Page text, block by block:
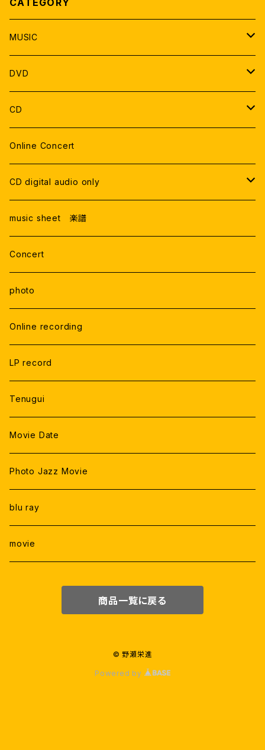
CATEGORY
MUSIC
SOLO
DUO
THE GATE
TRIO
ONLINE LIVE
RECORDING
DVD
DVD 郵送
DVDデータ
CD
Live Recording
Studio Recording
Online Concert
CD digital audio only
Live Recording
Studio Rercording
music sheet 楽譜
Concert
photo
Online recording
LP record
Tenugui
Movie Date
Photo Jazz Movie
blu ray
movie
商品一覧に戻る
© 野瀬栄進
Powered by